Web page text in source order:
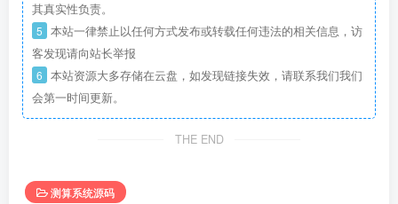
其真实性负责。
5 本站一律禁止以任何方式发布或转载任何违法的相关信息，访
客发现请向站长举报
6 本站资源大多存储在云盘，如发现链接失效，请联系我们我们
会第一时间更新。
THE END
测算系统源码